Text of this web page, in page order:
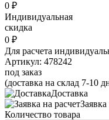
0 ₽
Индивидуальная
скидка
0 ₽
Для расчета
Артикул: 478242
под заказ
(доставка на склад 7-10
Доставка
Заявка
Количество товара